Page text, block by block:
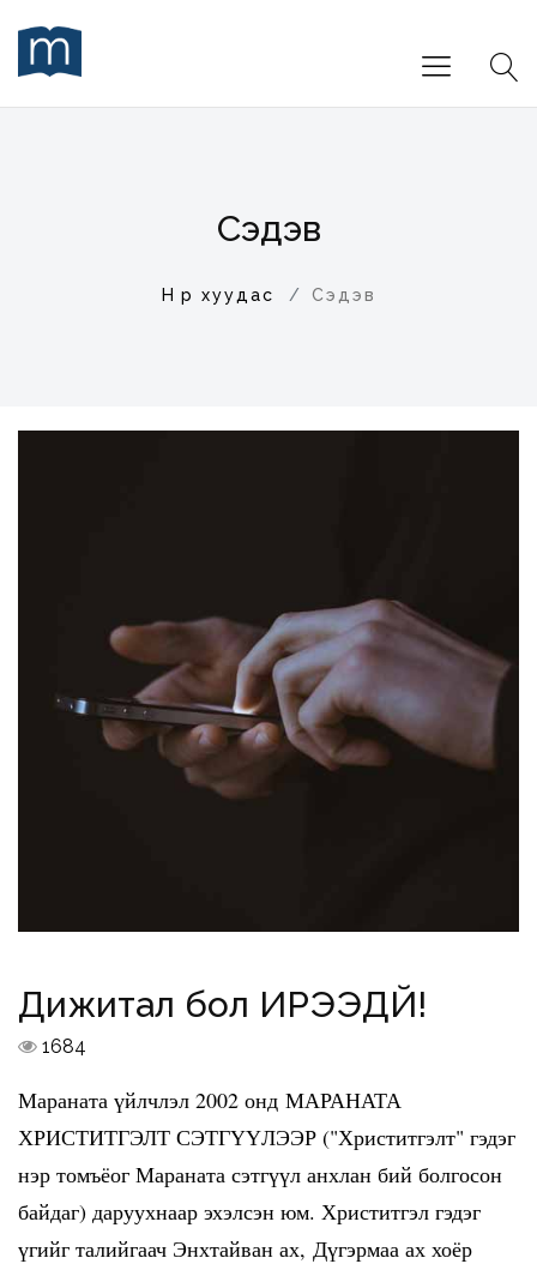
Сэдэв
Нүүр хуудас Сэдэв
Дижитал бол ИРЭЭДҮЙ!
1684
Мараната үйлчлэл 2002 онд МАРАНАТА
ХРИСТИТГЭЛТ СЭТГҮҮЛЭЭР ("Христитгэлт" гэдэг
нэр томъёог Мараната сэтгүүл анхлан бий болгосон
байдаг) даруухнаар эхэлсэн юм. Христитгэл гэдэг
үгийг талийгаач Энхтайван ах, Дүгэрмаа ах хоёр